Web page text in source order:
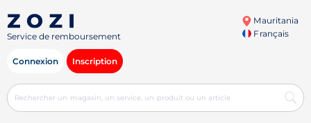
Service de remboursement
Mauritania
Français
Connexion Inscription